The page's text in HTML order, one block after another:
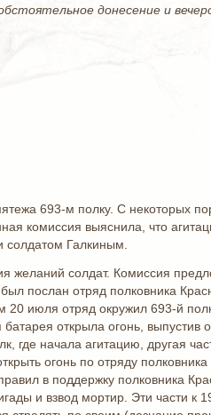
донесение и
693-м полку. С некоторых
комиссия выяснила, что
Галкиным.
солдат. Комиссия
послан отряд полковника
20 июля отряд окружил 693-й
открыла огонь,
начала агитацию, другая
огонь по отряду
в поддержку полковника
и взвод мортир. Эти части к